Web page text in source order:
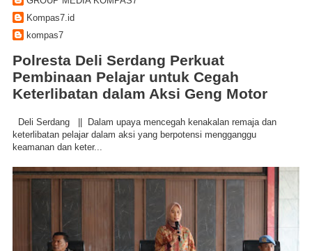
Kompas7.id
kompas7
Polresta Deli Serdang Perkuat
Pembinaan Pelajar untuk Cegah
Keterlibatan dalam Aksi Geng Motor
Deli Serdang || Dalam upaya mencegah kenakalan remaja dan
keterlibatan pelajar dalam aksi yang berpotensi mengganggu
keamanan dan keter...